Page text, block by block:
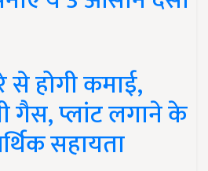
होगी कमाई,
गैस, प्लांट लगाने के
सहायता